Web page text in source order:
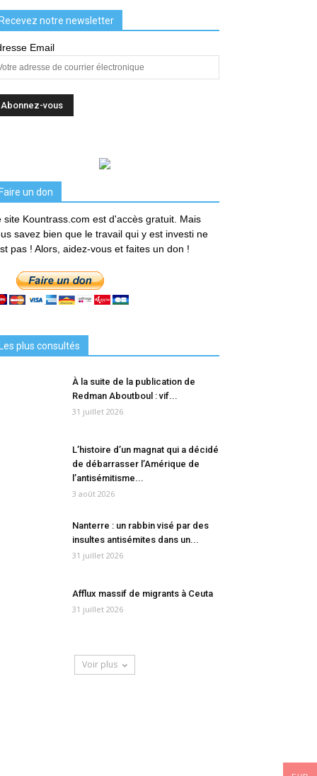
Recevez notre newsletter
Email
Faire un don
site Kountrass.com est d'accès gratuit. Mais
savez bien que le travail qui y est investi ne
pas ! Alors, aidez-vous et faites un don !
Les plus consultés
À la suite de la publication de
Redman Aboutboul : vif...
31 juillet 2026
L’histoire d’un magnat qui a décidé
de débarrasser l’Amérique de
l’antisémitisme...
3 août 2026
Nanterre : un rabbin visé par des
insultes antisémites dans un...
31 juillet 2026
Afflux massif de migrants à Ceuta
31 juillet 2026
Voir plus